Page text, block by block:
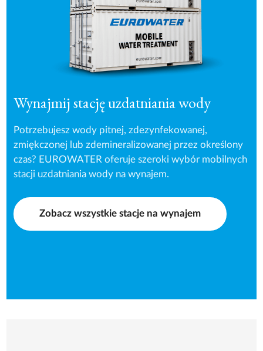
Wynajmij stację uzdatniania wody
Potrzebujesz wody pitnej, zdezynfekowanej,
zmiękczonej lub zdemineralizowanej przez określony
czas? EUROWATER oferuje szeroki wybór mobilnych
stacji uzdatniania wody na wynajem.
Zobacz wszystkie stacje na wynajem